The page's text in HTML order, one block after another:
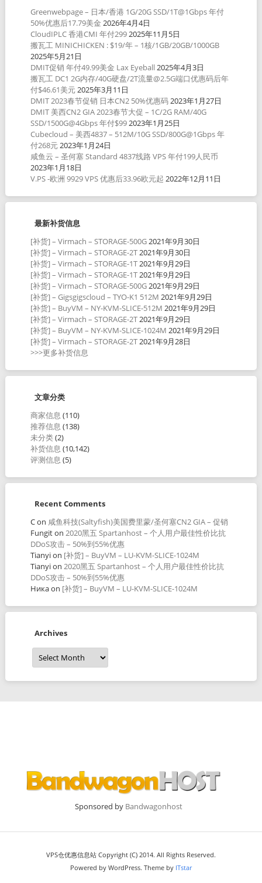
Greenwebpage – 日本/香港 1G/20G SSD/1T@1Gbps 年付
50%优惠后17.79美金 2026年4月4日
CloudIPLC 香港CMI 年付2992025年11月5日
搬瓦工 MINICHICKEN : $19/年 – 1核/1GB/20GB/1000GB
2025年5月21日
DMIT促销 年付49.99美金 Lax Eyeball 2025年4月3日
搬瓦工 DC1 2G内存/40G硬盘/2T流量@2.5G端口优惠码后年
付$46.61美元2025年3月11日
DMIT 2023春节促销 日本CN2 50%优惠码2023年1月27日
DMIT 美西CN2 GIA 2023春节大促 – 1C/2G RAM/40G
SSD/1500G@4Gbps 年付$992023年1月25日
Cubecloud – 美西4837 – 512M/10G SSD/800G@1Gbps 年
付268元2023年1月24日
咸鱼云 – 圣何塞 Standard 4837线路 VPS 年付199人民币
2023年1月18日
V.PS -欧洲 9929 VPS 优惠后33.96欧元起 2022年12月11日
最新补货信息
[补货] – Virmach – STORAGE-500G2021年9月30日
[补货] – Virmach – STORAGE-2T2021年9月30日
[补货] – Virmach – STORAGE-1T2021年9月29日
[补货] – Virmach – STORAGE-1T2021年9月29日
[补货] – Virmach – STORAGE-500G2021年9月29日
[补货] – Gigsgigscloud – TYO-K1 512M 2021年9月29日
[补货] – BuyVM – NY-KVM-SLICE-512M 2021年9月29日
[补货] – Virmach – STORAGE-2T2021年9月29日
[补货] – BuyVM – NY-KVM-SLICE-1024M 2021年9月29日
[补货] – Virmach – STORAGE-2T2021年9月28日
>>>更多补货信息
文章分类
商家信息 (110)
推荐信息 (138)
未分类(2)
补货信息 (10,142)
评测信息 (5)
Recent Comments
Con 咸鱼科技(Saltyfish)美国费里蒙/圣何塞CN2 GIA – 促销
Fungiton 2020黑五 Spartanhost – 个人用户最佳性价比抗
DDoS攻击 – 50%到55%优惠
Tianyion [补货] – BuyVM – LU-KVM-SLICE-1024M
Tianyion 2020黑五 Spartanhost – 个人用户最佳性价比抗
DDoS攻击 – 50%到55%优惠
Никаon [补货] – BuyVM – LU-KVM-SLICE-1024M
Archives
Archives
Sponsored by Bandwagonhost
VPS仓优惠信息站 Copyright (C) 2014. All Rights Reserved.
Powered by WordPress. Theme by ITstar